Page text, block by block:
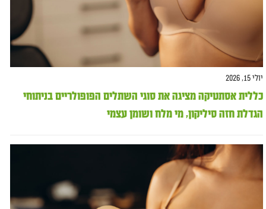
יולי 15, 2026
כללית אסתטיקה מציגה את סוגי השתלים הפופולריים בניתוחי
הגדלת חזה סיליקון, מי מלח ושומן עצמי